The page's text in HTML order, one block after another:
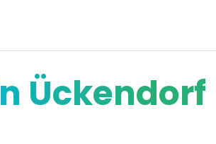
Ückendorf